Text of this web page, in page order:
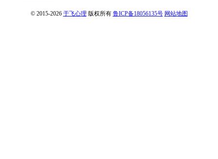
© 2015-2026 于飞心理 版权所有 鲁ICP备18056135号 网站地图